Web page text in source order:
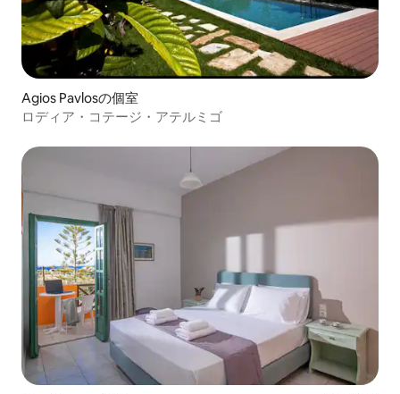
Agios Pavlosの個室
ロディア・コテージ・アテルミゴ